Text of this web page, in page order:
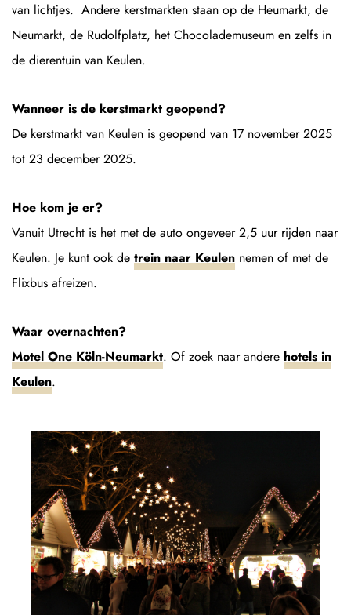
van lichtjes. Andere kerstmarkten staan op de Heumarkt, de
Neumarkt, de Rudolfplatz, het Chocolademuseum en zelfs in
de dierentuin van Keulen.
Wanneer is de kerstmarkt geopend?
De kerstmarkt van Keulen is geopend van 17 november 2025
tot 23 december 2025.
Hoe kom je er?
Vanuit Utrecht is het met de auto ongeveer 2,5 uur rijden naar
Keulen. Je kunt ook de trein naar Keulen nemen of met de
Flixbus afreizen.
Waar overnachten?
Motel One Köln-Neumarkt. Of zoek naar andere hotels in
Keulen.